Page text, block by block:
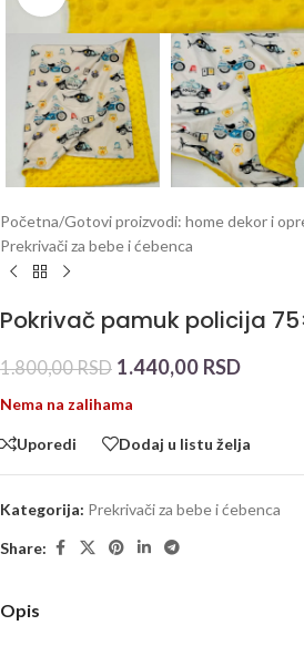
Početna/Gotovi proizvodi: home dekor i
Prekrivači za bebe i ćebenca
Pokrivač pamuk policija
1.800,00RSD 1.440,00 RSD
Nema na zalihama
Uporedi Dodaj u listu želja
Kategorija: Prekrivači za bebe i ćebenca
Share:
Opis